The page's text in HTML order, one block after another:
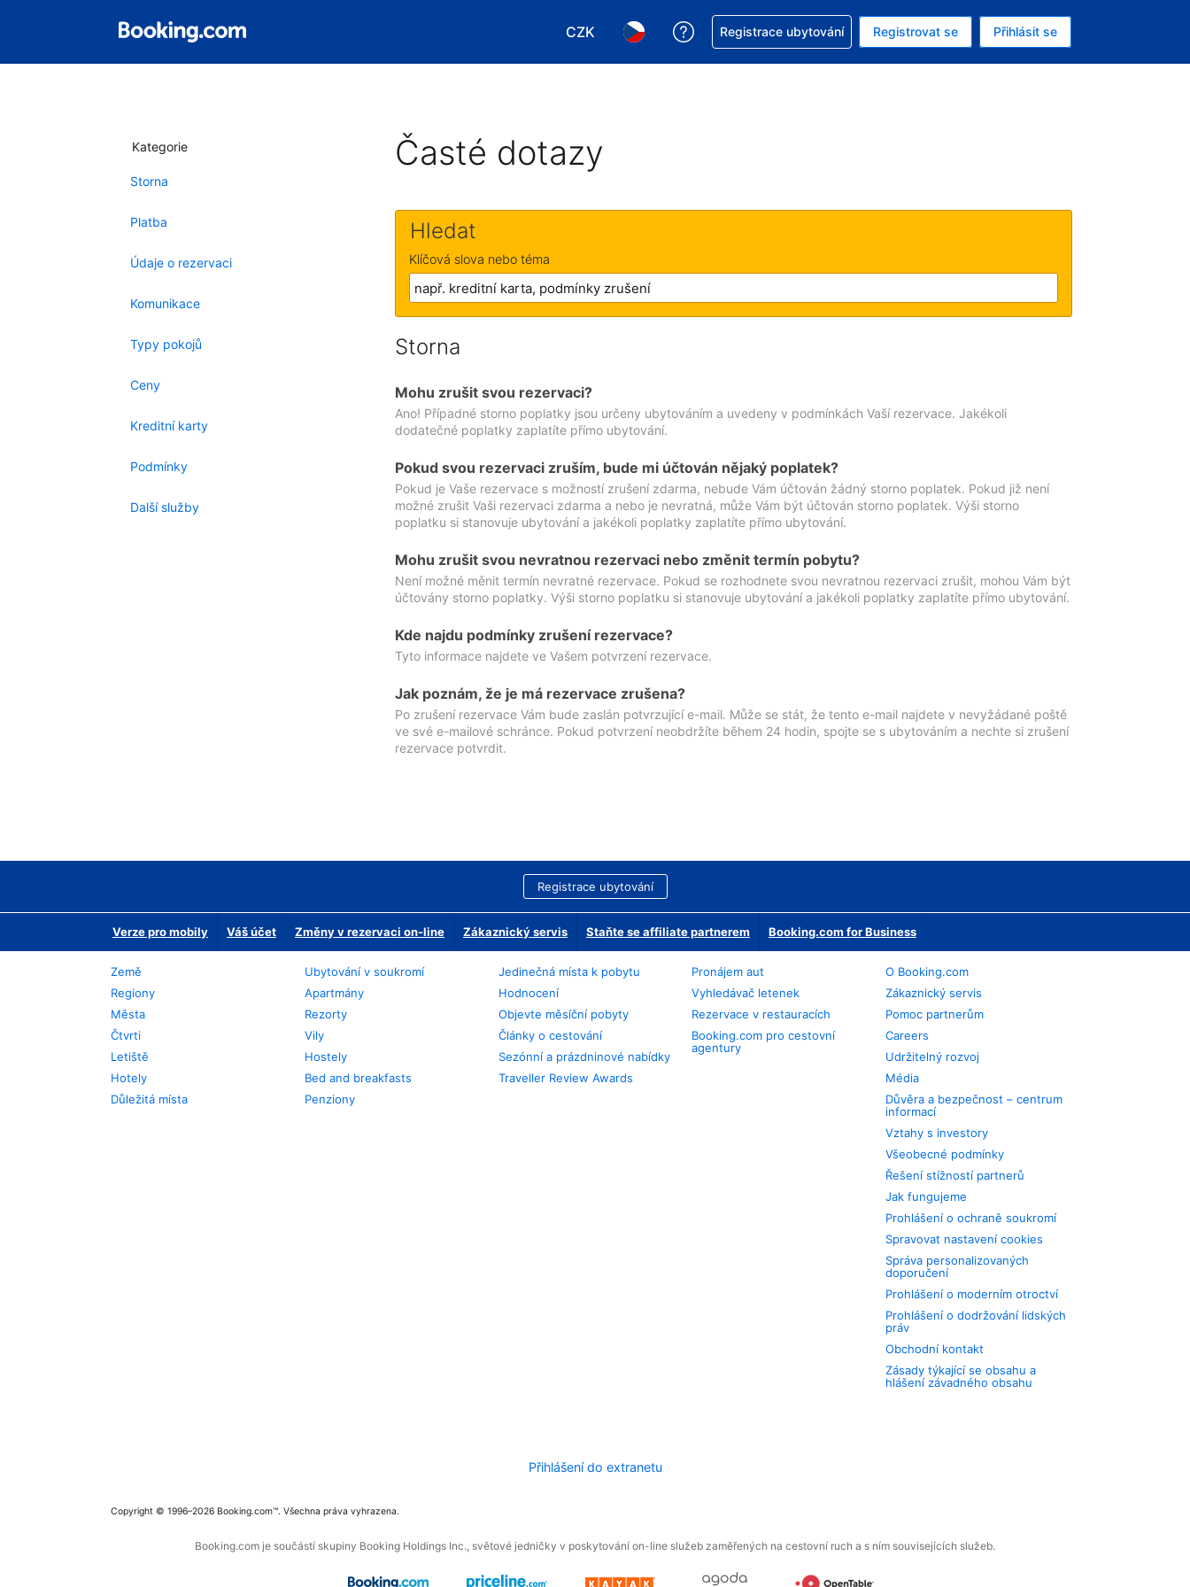
CZK
Vyberte si měnu. Aktuálně zvolená měna: Česká koruna
Vyberte si jazyk. Aktuálně zvolený jazyk: V češtině
Asistence s rezervací
Registrace ubytování Registrovat se Přihlásit se
Kategorie
Storna
Platba
Údaje o rezervaci
Komunikace
Typy pokojů
Ceny
Kreditní karty
Podmínky
Další služby
Časté dotazy
Hledat
Klíčová slova nebo téma
Storna
Mohu zrušit svou rezervaci?
Ano! Případné storno poplatky jsou určeny ubytováním a uvedeny v podmínkách Vaší rezervace. Jakékoli
dodatečné poplatky zaplatíte přímo ubytování.
Pokud svou rezervaci zruším, bude mi účtován nějaký poplatek?
Pokud je Vaše rezervace s možností zrušení zdarma, nebude Vám účtován žádný storno poplatek. Pokud již není
možné zrušit Vaši rezervaci zdarma a nebo je nevratná, může Vám být účtován storno poplatek. Výši storno
poplatku si stanovuje ubytování a jakékoli poplatky zaplatíte přímo ubytování.
Mohu zrušit svou nevratnou rezervaci nebo změnit termín pobytu?
Není možné měnit termín nevratné rezervace. Pokud se rozhodnete svou nevratnou rezervaci zrušit, mohou Vám být
účtovány storno poplatky. Výši storno poplatku si stanovuje ubytování a jakékoli poplatky zaplatíte přímo ubytování.
Kde najdu podmínky zrušení rezervace?
Tyto informace najdete ve Vašem potvrzení rezervace.
Jak poznám, že je má rezervace zrušena?
Po zrušení rezervace Vám bude zaslán potvrzující e-mail. Může se stát, že tento e-mail najdete v nevyžádané poště
ve své e-mailové schránce. Pokud potvrzení neobdržíte během 24 hodin, spojte se s ubytováním a nechte si zrušení
rezervace potvrdit.
Registrace ubytování
Verze pro mobily Váš účet Změny v rezervaci on-line Zákaznický servis Staňte se affiliate partnerem Booking.com for Business
Země
Regiony
Města
Čtvrti
Letiště
Hotely
Důležitá místa
Ubytování v soukromí
Apartmány
Rezorty
Vily
Hostely
Bed and breakfasts
Penziony
Jedinečná místa k pobytu
Hodnocení
Objevte měsíční pobyty
Články o cestování
Sezónní a prázdninové nabídky
Traveller Review Awards
Pronájem aut
Vyhledávač letenek
Rezervace v restauracích
Booking.com pro cestovní
agentury
O Booking.com
Zákaznický servis
Pomoc partnerům
Careers
Udržitelný rozvoj
Média
Důvěra a bezpečnost – centrum
informací
Vztahy s investory
Všeobecné podmínky
Řešení stížností partnerů
Jak fungujeme
Prohlášení o ochraně soukromí
Spravovat nastavení cookies
Správa personalizovaných
doporučení
Prohlášení o moderním otroctví
Prohlášení o dodržování lidských
práv
Obchodní kontakt
Zásady týkající se obsahu a
hlášení závadného obsahu
Přihlášení do extranetu
Copyright © 1996–2026 Booking.com™. Všechna práva vyhrazena.
Booking.com je součástí skupiny Booking Holdings Inc., světové jedničky v poskytování on-line služeb zaměřených na cestovní ruch a s ním souvisejících služeb.